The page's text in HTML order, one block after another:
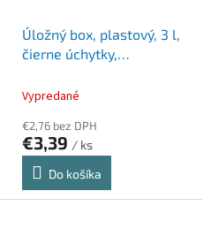
Úložný box, plastový, 3 l,
čierne úchytky,
priehľadný
Vypredané
€2,76 bez DPH
€3,39 / ks
Do košíka